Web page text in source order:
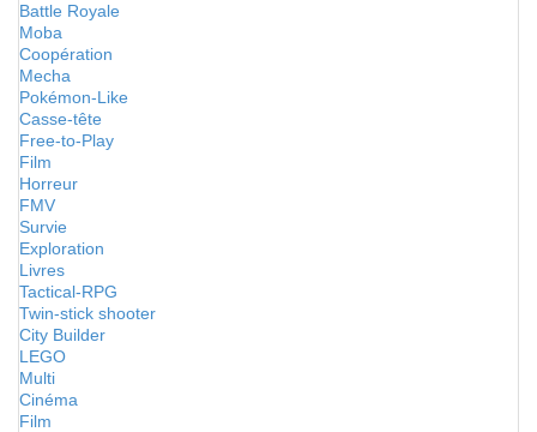
Battle Royale
Moba
Coopération
Mecha
Pokémon-Like
Casse-tête
Free-to-Play
Film
Horreur
FMV
Survie
Exploration
Livres
Tactical-RPG
Twin-stick shooter
City Builder
LEGO
Multi
Cinéma
Film